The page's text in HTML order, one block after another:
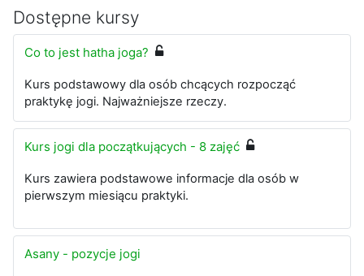
Dostępne kursy
Co to jest hatha joga?
Kurs podstawowy dla osób chcących rozpocząć
praktykę jogi. Najważniejsze rzeczy.
Kurs jogi dla początkujących - 8 zajęć
Kurs zawiera podstawowe informacje dla osób w
pierwszym miesiącu praktyki.
Asany - pozycje jogi